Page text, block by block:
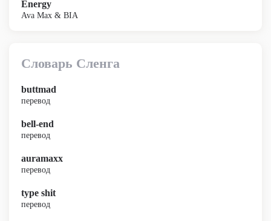
Energy
Ava Max & BIA
Словарь Сленга
buttmad
перевод
bell-end
перевод
auramaxx
перевод
type shit
перевод